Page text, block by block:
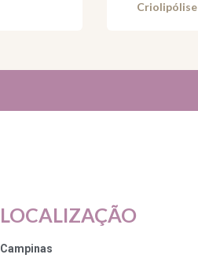
Criolipólise
LOCALIZAÇÃO
Campinas